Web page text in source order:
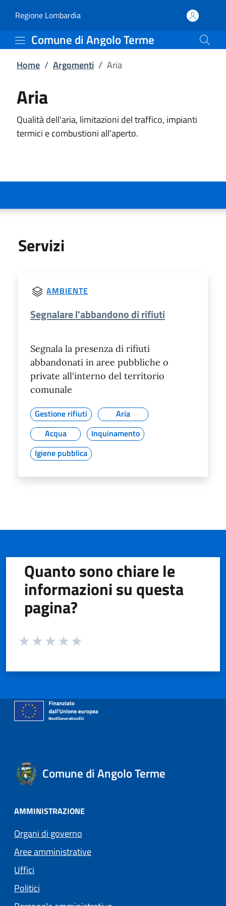
Aria | Comune di
Regione Lombardia(apre in un'altra scheda).
Comune di Angolo Terme
Home / Argomenti / Aria
Aria
Qualità dell'aria, limitazioni del traffico, impianti
termici e combustioni all'aperto.
Servizi
AMBIENTE
Segnalare l'abbandono di rifiuti
Segnala la presenza di rifiuti
abbandonati in aree pubbliche o
private all'interno del territorio
comunale
Gestione rifiuti
Aria
Acqua
Inquinamento
Igiene pubblica
Quanto sono chiare le
informazioni su questa
pagina?
Valuta da 1 a 5 stelle la pagina
Comune di Angolo Terme
AMMINISTRAZIONE
Organi di governo
Aree amministrative
Uffici
Politici